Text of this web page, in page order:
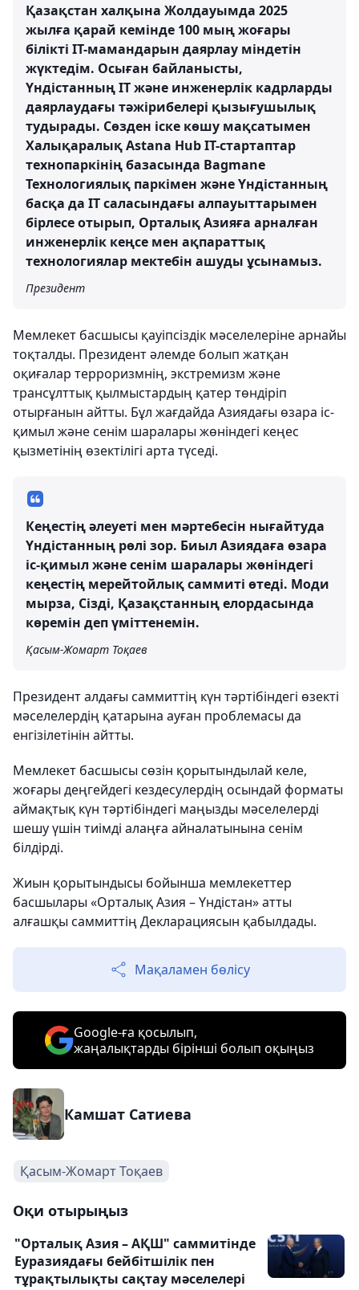
Қазақстан халқына Жолдауымда 2025
жылға қарай кемінде 100 мың жоғары
білікті IT-мамандарын даярлау міндетін
жүктедім. Осыған байланысты,
Үндістанның IT және инженерлік кадрларды
даярлаудағы тәжірибелері қызығушылық
тудырады. Сөзден іске көшу мақсатымен
Халықаралық Astana Hub IТ-стартаптар
технопаркінің базасында Bagmane
Технологиялық паркімен және Үндістанның
басқа да IT саласындағы алпауыттарымен
бірлесе отырып, Орталық Азияға арналған
инженерлік кеңсе мен ақпараттық
технологиялар мектебін ашуды ұсынамыз.
Президент
Мемлекет басшысы қауіпсіздік мәселелеріне арнайы
тоқталды. Президент әлемде болып жатқан
оқиғалар терроризмнің, экстремизм және
трансұлттық қылмыстардың қатер төндіріп
отырғанын айтты. Бұл жағдайда Азиядағы өзара іс-
қимыл және сенім шаралары жөніндегі кеңес
қызметінің өзектілігі арта түседі.
Кеңестің әлеуеті мен мәртебесін нығайтуда
Үндістанның рөлі зор. Биыл Азиядаға өзара
іс-қимыл және сенім шаралары жөніндегі
кеңестің мерейтойлық саммиті өтеді. Моди
мырза, Сізді, Қазақстанның елордасында
көремін деп үміттенемін.
Қасым-Жомарт Тоқаев
Президент алдағы саммиттің күн тәртібіндегі өзекті
мәселелердің қатарына ауған проблемасы да
енгізілетінін айтты.
Мемлекет басшысы сөзін қорытындылай келе,
жоғары деңгейдегі кездесулердің осындай форматы
аймақтық күн тәртібіндегі маңызды мәселелерді
шешу үшін тиімді алаңға айналатынына сенім
білдірді.
Жиын қорытындысы бойынша мемлекеттер
басшылары «Орталық Азия – Үндістан» атты
алғашқы саммиттің Декларациясын қабылдады.
Мақаламен бөлісу
Google-ға қосылып,
жаңалықтарды бірінші болып оқыңыз
Камшат Сатиева
Қасым-Жомарт Тоқаев
Оқи отырыңыз
"Орталық Азия – АҚШ" саммитінде
Еуразиядағы бейбітшілік пен
тұрақтылықты сақтау мәселелері